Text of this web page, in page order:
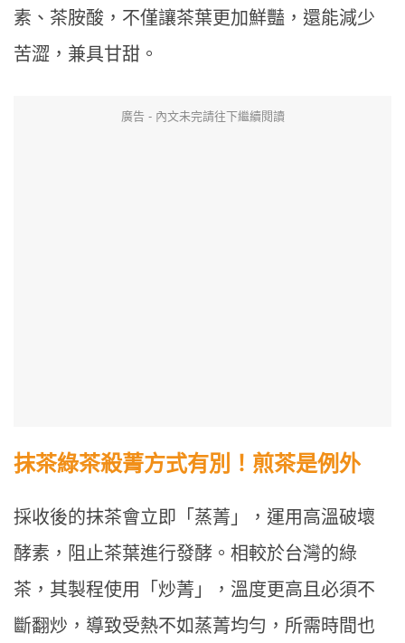
素、茶胺酸，不僅讓茶葉更加鮮豔，還能減少
苦澀，兼具甘甜。
廣告 - 內文未完請往下繼續閱讀
抹茶綠茶殺菁方式有別！ 煎茶是例外
採收後的抹茶會立即「蒸菁」，運用高溫破壞
酵素，阻止茶葉進行發酵。相較於台灣的綠
茶，其製程使用「炒菁」，溫度更高且必須不
斷翻炒，導致受熱不如蒸菁均勻，所需時間也